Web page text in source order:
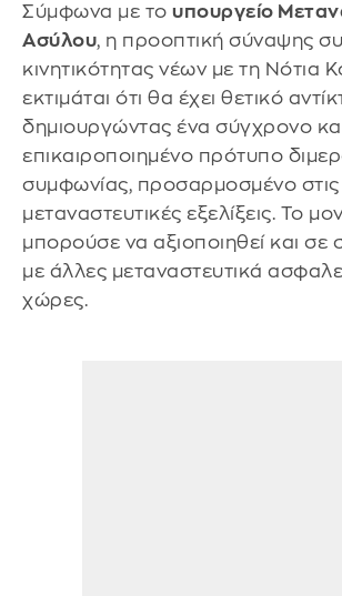
Σύμφωνα με το υπουργείο
Ασύλου, η προοπτική σύναψης
κινητικότητας νέων με τη Νότια
εκτιμάται ότι θα έχει θετικό
δημιουργώντας ένα σύγχρονο
επικαιροποιημένο πρότυπο
συμφωνίας, προσαρμοσμένο στις
μεταναστευτικές εξελίξεις. Το
μπορούσε να αξιοποιηθεί και σε
με άλλες μεταναστευτικά
χώρες.